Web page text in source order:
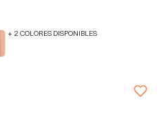
+ 2 COLORES DISPONIBLES